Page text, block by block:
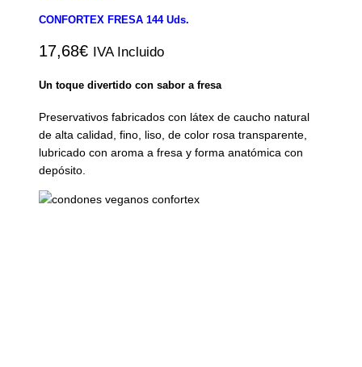
CONFORTEX FRESA 144 Uds.
17,68€ IVA Incluido
Un toque divertido con sabor a fresa
Preservativos fabricados con látex de caucho natural
de alta calidad, fino, liso, de color rosa transparente,
lubricado con aroma a fresa y forma anatómica con
depósito.